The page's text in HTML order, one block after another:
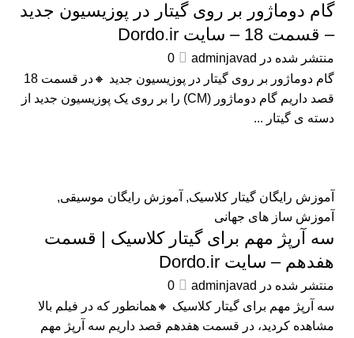
گام دوماژور بر روی گیتار در پوزیسیون جدید
– قسمت 18 – سایت Dordo.ir
منتشر شده در adminjavad
0
گام دوماژور بر روی گیتار در پوزیسیون جدید 🔸در قسمت 18
قصد داریم گام دوماژور (CM) را بر روی یک پوزیسیون جدید از
دسته ی گیتار ...
آموزش رایگان گیتار کلاسیک, آموزش رایگان موسیقی,
آموزش ساز های جهانی
سه آرپژ مهم برای گیتار کلاسیک | قسمت
هفدهم – سایت Dordo.ir
منتشر شده در adminjavad
0
سه آرپژ مهم برای گیتار کلاسیک 🔸همانطور که در فیلم بالا
مشاهده کردید، در قسمت هفدهم قصد داریم سه آرپژ مهم